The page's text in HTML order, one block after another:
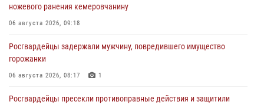
ножевого ранения кемеровчанину
06 августа 2026, 09:18
Росгвардейцы задержали мужчину, повредившего имущество
горожанки
06 августа 2026, 08:17 1
Росгвардейцы пресекли противоправные действия и защитили